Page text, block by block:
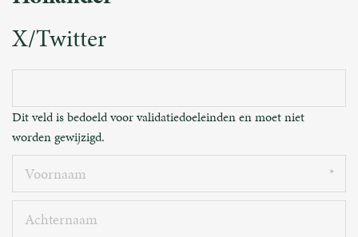
X/Twitter
Dit veld is bedoeld voor validatiedoeleinden en moet niet
worden gewijzigd.
Voornaam
Achternaam